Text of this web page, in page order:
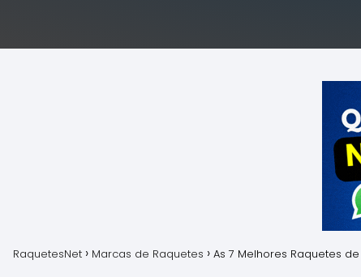
RaquetesNet Marcas de Raquetes As 7 Melhores Raquetes